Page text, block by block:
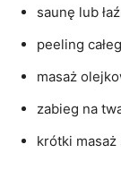
saunę lub
peeling
masaż
zabieg na
krótki